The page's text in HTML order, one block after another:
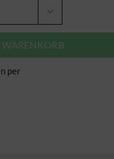
WARENKORB
per